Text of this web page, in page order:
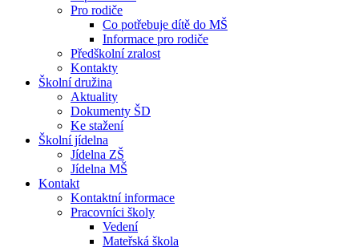
Pro rodiče
Co potřebuje dítě do MŠ
Informace pro rodiče
Předškolní zralost
Kontakty
Školní družina
Aktuality
Dokumenty ŠD
Ke stažení
Školní jídelna
Jídelna ZŠ
Jídelna MŠ
Kontakt
Kontaktní informace
Pracovníci školy
Vedení
Mateřská škola